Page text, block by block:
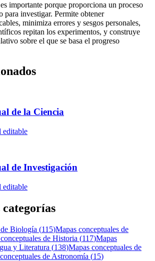
importante porque proporciona un proceso
para investigar. Permite obtener
minimiza errores y sesgos personales,
repitan los experimentos, y construye
sobre el que se basa el progreso
de la Ciencia
editable
de Investigación
editable
Biología (115)Mapas conceptuales de
de Historia (117)Mapas
y Literatura (138)Mapas conceptuales de
de Astronomía (15)